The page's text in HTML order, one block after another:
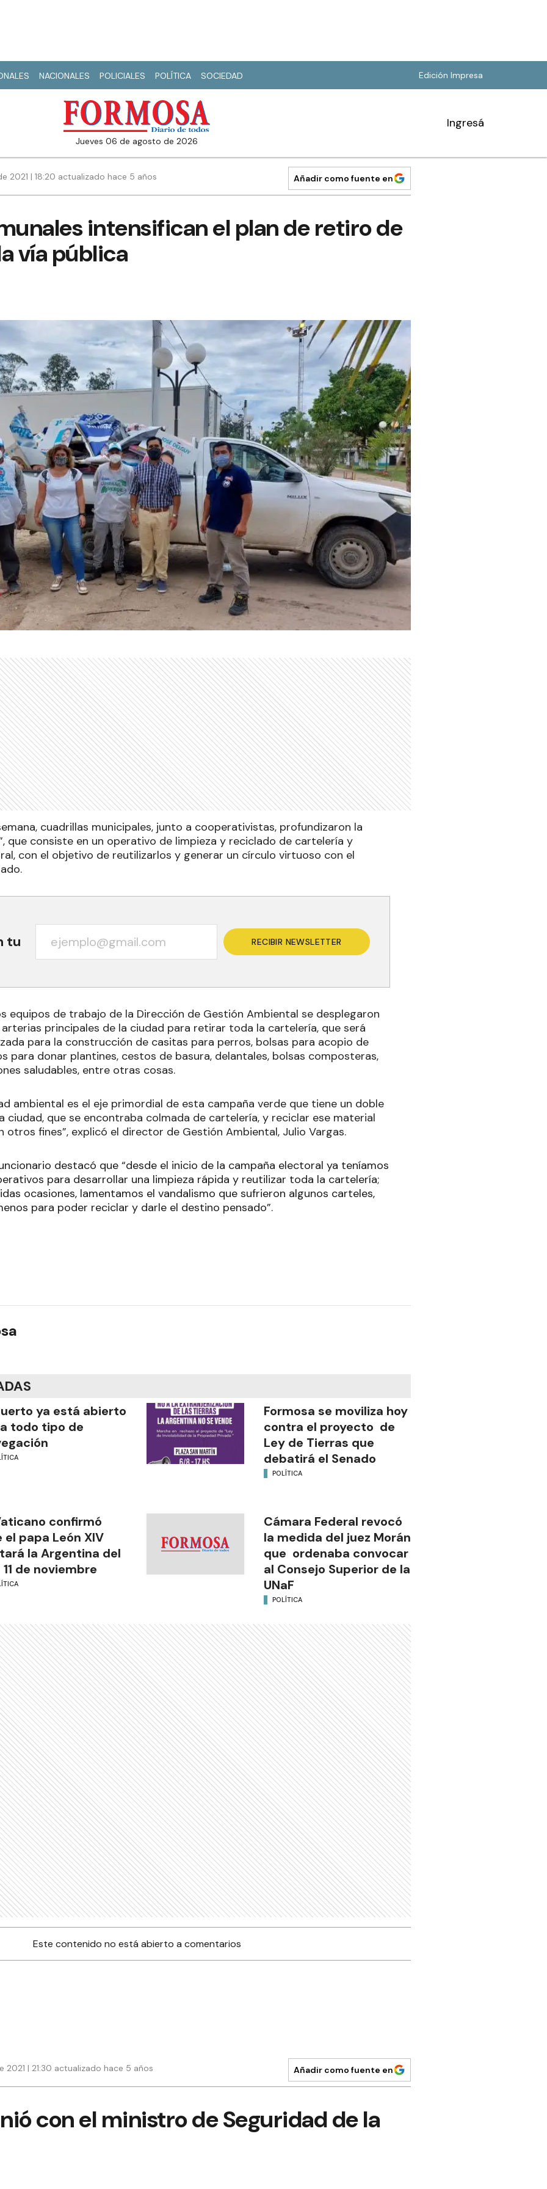
NACIONALES POLICIALES POLÍTICA SOCIEDAD Edición Impresa
jueves 06 de agosto de 2026
Ingresá
2021 | 18:20 actualizado hace 5 años Añadir como fuente en
intensifican el plan de retiro de
vía pública
cuadrillas municipales, junto a cooperativistas, profundizaron la
que consiste en un operativo de limpieza y reciclado de cartelería y
con el objetivo de reutilizarlos y generar un círculo virtuoso con el
tu RECIBIR NEWSLETTER
equipos de trabajo de la Dirección de Gestión Ambiental se desplegaron
principales de la ciudad para retirar toda la cartelería, que será
para la construcción de casitas para perros, bolsas para acopio de
para donar plantines, cestos de basura, delantales, bolsas composteras,
saludables, entre otras cosas.
ambiental es el eje primordial de esta campaña verde que tiene un doble
ciudad, que se encontraba colmada de cartelería, y reciclar ese material
otros fines”, explicó el director de Gestión Ambiental, Julio Vargas.
destacó que “desde el inicio de la campaña electoral ya teníamos
para desarrollar una limpieza rápida y reutilizar toda la cartelería;
ocasiones, lamentamos el vandalismo que sufrieron algunos carteles,
para poder reciclar y darle el destino pensado”.
ya está abierto
todo tipo de
Formosa se moviliza hoy
contra el proyecto de
Ley de Tierras que
debatirá el Senado
POLÍTICA
confirmó
el papa León XIV
la Argentina del
11 de noviembre
Cámara Federal revocó
la medida del juez Morán
que ordenaba convocar
al Consejo Superior de la
UNaF
POLÍTICA
Este contenido no está abierto a comentarios
2021 | 21:30 actualizado hace 5 años Añadir como fuente en
con el ministro de Seguridad de la